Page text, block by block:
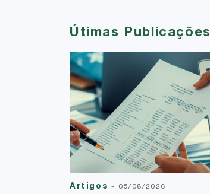
Útimas Publicações
Artigos - 05/08/2026